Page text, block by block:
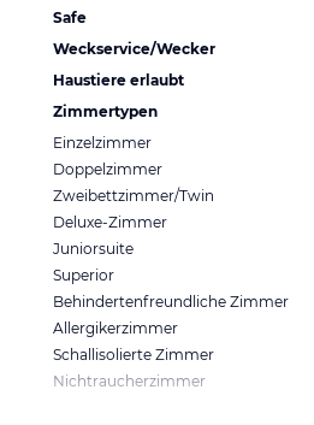
Safe
Weckservice/Wecker
Haustiere erlaubt
Zimmertypen
Einzelzimmer
Doppelzimmer
Zweibettzimmer/Twin
Deluxe-Zimmer
Juniorsuite
Superior
Behindertenfreundliche Zimmer
Allergikerzimmer
Schallisolierte Zimmer
Nichtraucherzimmer